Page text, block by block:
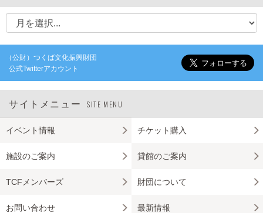
（公財）つくば文化振興財団
公式Twitterアカウント
サイトメニュー SITE MENU
イベント情報 チケット購入
施設のご案内 貸館のご案内
TCFメンバーズ 財団について
お問い合わせ 最新情報